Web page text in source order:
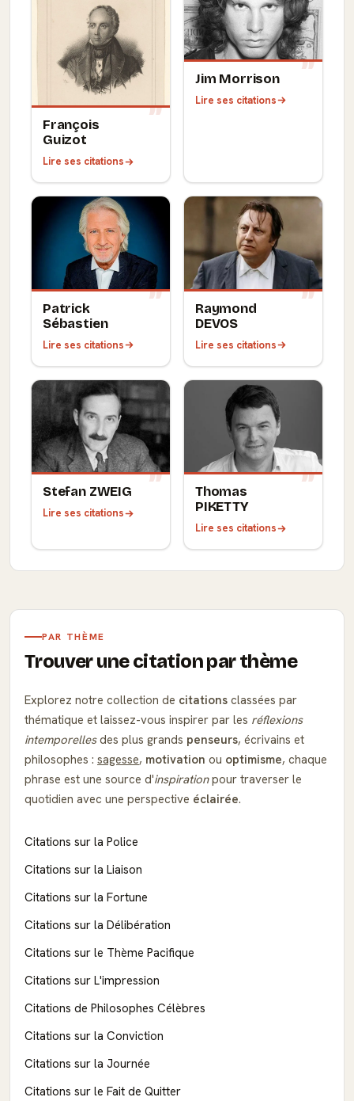
François
Guizot
Lire ses citations
Jim Morrison
Lire ses citations
Patrick
Sébastien
Lire ses citations
Raymond
DEVOS
Lire ses citations
Stefan ZWEIG
Lire ses citations
Thomas
PIKETTY
Lire ses citations
PAR THÈME
Trouver une citation par thème
Explorez notre collection de citations classées par
thématique et laissez-vous inspirer par les réflexions
intemporellesdes plus grands penseurs, écrivains et
philosophes : sagesse, motivation ou optimisme, chaque
phrase est une source d'inspirationpour traverser le
quotidien avec une perspective éclairée.
Citations sur la Police
Citations sur la Liaison
Citations sur la Fortune
Citations sur la Délibération
Citations sur le Thème Pacifique
Citations sur L'impression
Citations de Philosophes Célèbres
Citations sur la Conviction
Citations sur la Journée
Citations sur le Fait de Quitter